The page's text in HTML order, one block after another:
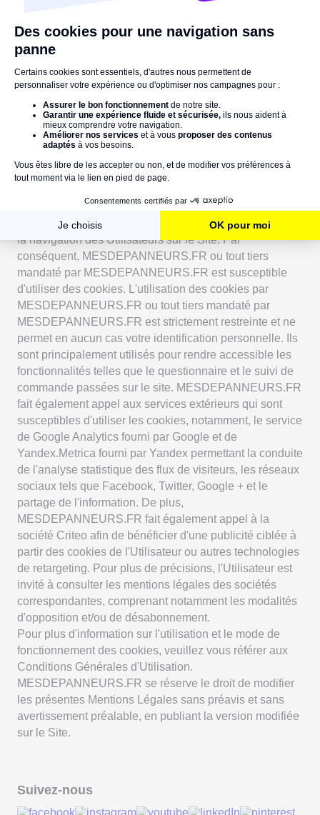
personnelles qu'il pourrait communiquer est réservée à
MESDEPANNEURS.FR mais qu'elles sont susceptibles
de faire l'objet d'un partage avec certains de ses
partenaires et sous-traitants, dans la mesure nécessaire
à l'accomplissement des Conditions Générales
d'Utilisation ou pour des finalités commerciales. Ces
données personnelles ne pourront être divulguées à des
tiers autres que ceux qui hébergent, participent à
Service.
une identification indirecte peuvent également être
collectées et traitées afin de mieux gérer la connexion et
la navigation des Utilisateurs sur le Site. Par
conséquent, MESDEPANNEURS.FR ou tout tiers
mandaté par MESDEPANNEURS.FR est susceptible
d'utiliser des cookies. L'utilisation des cookies par
MESDEPANNEURS.FR ou tout tiers mandaté par
MESDEPANNEURS.FR est strictement restreinte et ne
permet en aucun cas votre identification personnelle. Ils
sont principalement utilisés pour rendre accessible les
fonctionnalités telles que le questionnaire et le suivi de
commande passées sur le site. MESDEPANNEURS.FR
fait également appel aux services extérieurs qui sont
susceptibles d'utiliser les cookies, notamment, le service
de Google Analytics fourni par Google et de
Yandex.Metrica fourni par Yandex permettant la conduite
de l'analyse statistique des flux de visiteurs, les réseaux
sociaux tels que Facebook, Twitter, Google + et le
partage de l'information. De plus,
MESDEPANNEURS.FR fait également appel à la
société Criteo afin de bénéficier d'une publicité ciblée à
partir des cookies de l'Utilisateur ou autres technologies
de retargeting. Pour plus de précisions, l'Utilisateur est
invité à consulter les mentions légales des sociétés
correspondantes, comprenant notamment les modalités
d'opposition et/ou de désabonnement.
Pour plus d'information sur l'utilisation et le mode de
fonctionnement des cookies, veuillez vous référer aux
Conditions Générales d'Utilisation.
MESDEPANNEURS.FR se réserve le droit de modifier
les présentes Mentions Légales sans préavis et sans
avertissement préalable, en publiant la version modifiée
sur le Site.
Suivez-nous